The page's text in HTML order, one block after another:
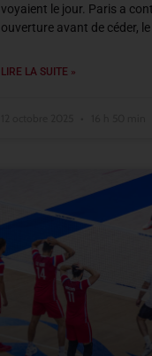
voyaient le jour. Paris a
ouverture avant de céder,
LIRE LA SUITE »